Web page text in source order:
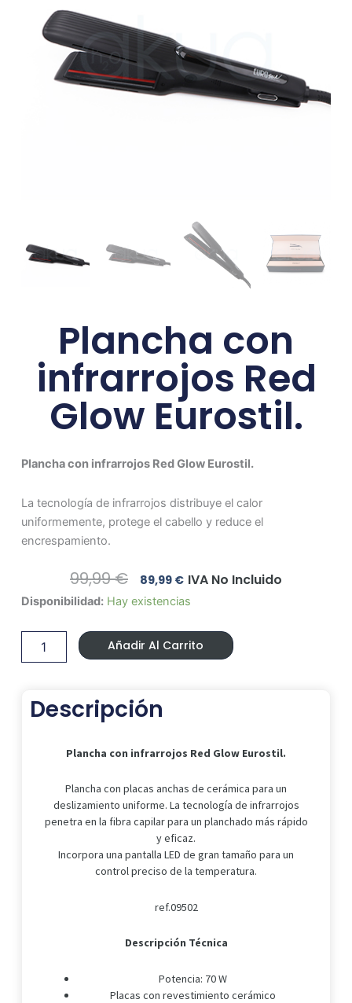
Plancha con
infrarrojos Red
Glow Eurostil.
Plancha con infrarrojos Red Glow Eurostil.
La tecnología de infrarrojos distribuye el calor
uniformemente, protege el cabello y reduce el
encrespamiento.
99,99€ El
Precio
Original
Era:
99,99 €.
89,99 €El
Precio
Actual
Es:
89,99 €.
IVA No Incluido
Disponibilidad: Hay existencias
Plancha
infrarrojos
Glow
Añadir Al Carrito
Descripción
Plancha con infrarrojos Red Glow Eurostil.
Plancha con placas anchas de cerámica para un
deslizamiento uniforme. La tecnología de infrarrojos
penetra en la fibra capilar para un planchado más rápido
y eficaz.
Incorpora una pantalla LED de gran tamaño para un
control preciso de la temperatura.
ref.09502
Descripción Técnica
Potencia: 70 W
Placas con revestimiento cerámico